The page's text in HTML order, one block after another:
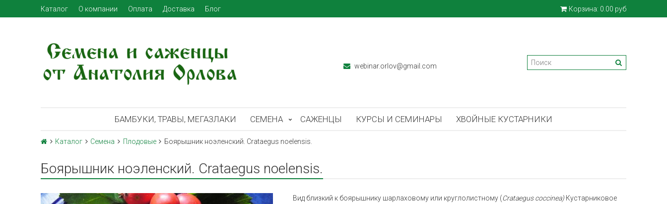
Каталог О компании Оплата Доставка Блог Корзина: 0.00 руб
webinar.orlov@gmail.com
БАМБУКИ, ТРАВЫ, МЕГАЗЛАКИ СЕМЕНА САЖЕНЦЫ КУРСЫ И СЕМИНАРЫ ХВОЙНЫЕ КУСТАРНИКИ
Каталог Семена Плодовые Боярышник ноэленский. Crataegus noelensis.
Боярышник ноэленский. Crataegus noelensis.
Вид близкий к боярышнику шарлаховому или круглолистному (Crataegus coccinea) Кустарниковое